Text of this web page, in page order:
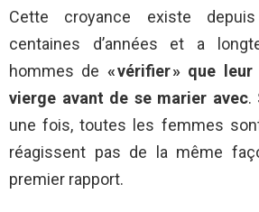
Cette croyance existe
centaines d’années et a
hommes de « vérifier » que
vierge avant de se marier avec.
une fois, toutes les femmes
réagissent pas de la même
premier rapport.